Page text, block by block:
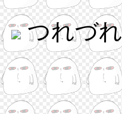
つれづ